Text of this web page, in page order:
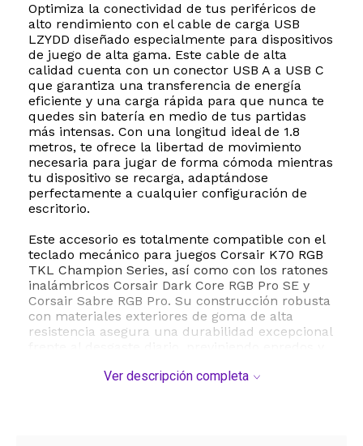
Optimiza la conectividad de tus periféricos de
alto rendimiento con el cable de carga USB
LZYDD diseñado especialmente para dispositivos
de juego de alta gama. Este cable de alta
calidad cuenta con un conector USB A a USB C
que garantiza una transferencia de energía
eficiente y una carga rápida para que nunca te
quedes sin batería en medio de tus partidas
más intensas. Con una longitud ideal de 1.8
metros, te ofrece la libertad de movimiento
necesaria para jugar de forma cómoda mientras
tu dispositivo se recarga, adaptándose
perfectamente a cualquier configuración de
escritorio.
Este accesorio es totalmente compatible con el
teclado mecánico para juegos Corsair K70 RGB
TKL Champion Series, así como con los ratones
inalámbricos Corsair Dark Core RGB Pro SE y
Corsair Sabre RGB Pro. Su construcción robusta
con materiales exteriores de goma de alta
resistencia asegura una durabilidad excepcional
macho a macho con especificación USB-IF
Ver descripción completa